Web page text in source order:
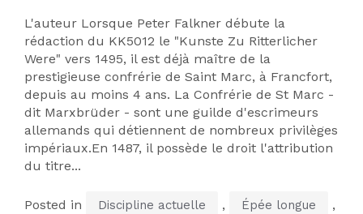
L'auteur Lorsque Peter Falkner débute la
rédaction du KK5012 le "Kunste Zu Ritterlicher
Were" vers 1495, il est déjà maître de la
prestigieuse confrérie de Saint Marc, à Francfort,
depuis au moins 4 ans. La Confrérie de St Marc -
dit Marxbrüder - sont une guilde d'escrimeurs
allemands qui détiennent de nombreux privilèges
impériaux.En 1487, il possède le droit l'attribution
du titre...
Posted in Discipline actuelle , Épée longue ,